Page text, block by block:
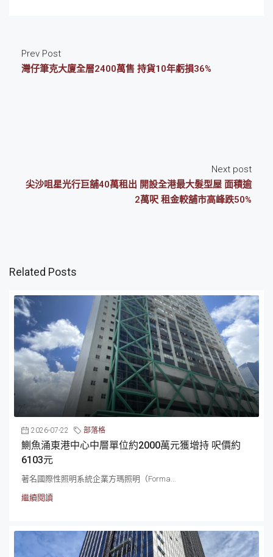
Prev Post
灣仔筆克大廈全層2400萬售 持貨10年虧損36%
Next post
尖沙咀星光行巨舖40萬租出 開設全港最大髮型屋 面積逾
2萬呎 租金較舖市高峰跌50%
Related Posts
2026-07-22 部落格
鰂魚涌東港中心中層單位約2000萬元獲增持 呎價約
6103元
著名國際性照明系統企業方瑪照明（Forma...
繼續閱讀